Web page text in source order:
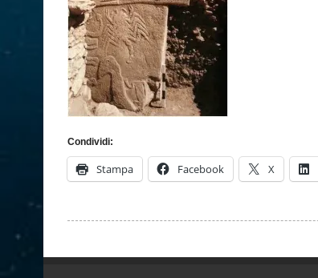
Condividi:
Stampa Facebook X